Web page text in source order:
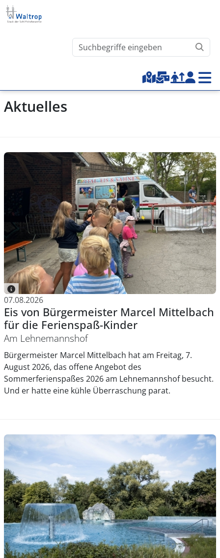
Direkt zum Inhalt
Waltrop.de durchsuchen
Top-Menu
Aktuelles
07.08.2026
Eis von Bürgermeister Marcel Mittelbach
für die Ferienspaß-Kinder
Am Lehnemannshof
Bürgermeister Marcel Mittelbach hat am Freitag, 7.
August 2026, das offene Angebot des
Sommerferienspaßes 2026 am Lehnemannshof besucht.
Und er hatte eine kühle Überraschung parat.